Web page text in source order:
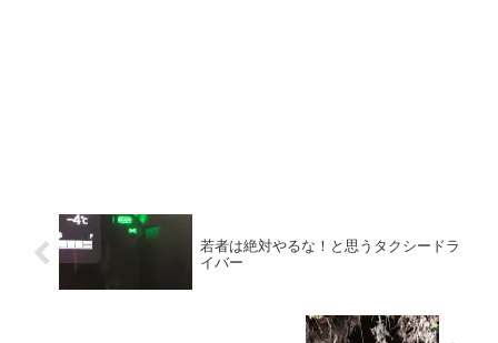
若者は絶対やるな！と思うタクシードラ
イバー